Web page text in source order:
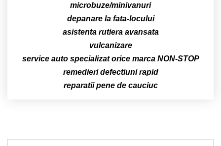
microbuze/minivanuri
depanare la fata-locului
asistenta rutiera avansata
vulcanizare
service auto specializat orice marca NON-STOP
remedieri defectiuni rapid
reparatii pene de cauciuc